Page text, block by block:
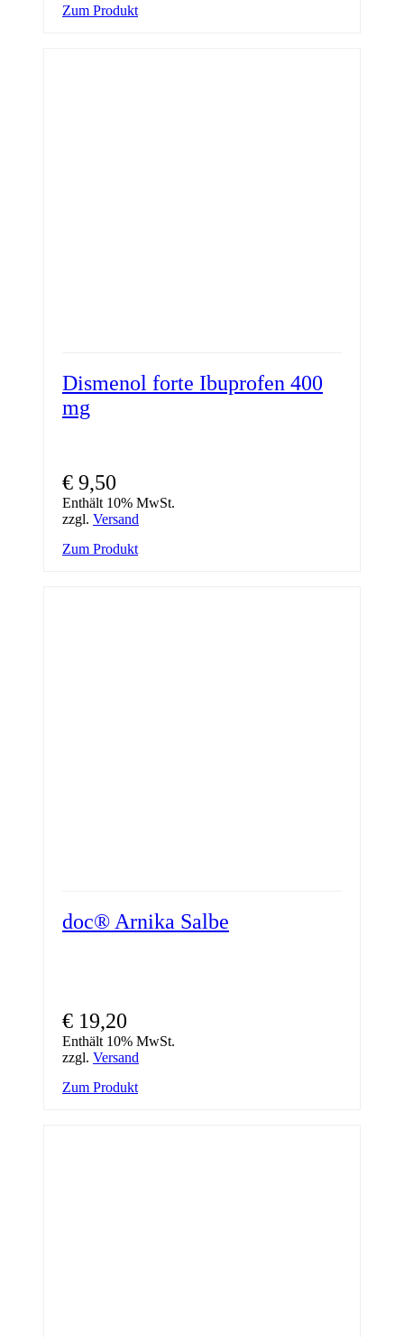
Zum Produkt
Dismenol forte Ibuprofen 400
mg
€ 9,50
Enthält 10% MwSt.
zzgl. Versand
Zum Produkt
doc® Arnika Salbe
€ 19,20
Enthält 10% MwSt.
zzgl. Versand
Zum Produkt